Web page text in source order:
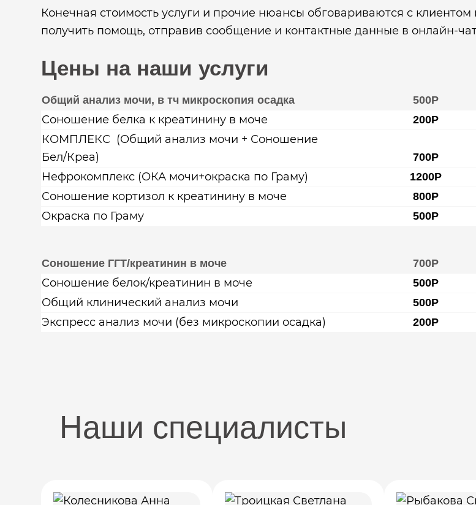
Конечная стоимость услуги и прочие нюансы обговариваются с
получить помощь, отправив сообщение и контактные данные в онлайн-
Цены на наши услуги
Общий анализ мочи, в тч микроскопия осадка 500Р
Соношение белка к креатинину в моче 200Р
КОМПЛЕКС (Общий анализ мочи + Соношение
Бел/Креа)
700Р
Нефрокомплекс (ОКА мочи+окраска по Граму) 1200Р
Соношение кортизол к креатинину в моче 800Р
Окраска по Граму 500Р
Соношение ГГТ/креатинин в моче 700Р
Соношение белок/креатинин в моче 500Р
Общий клинический анализ мочи 500Р
Экспресс анализ мочи (без микроскопии осадка) 200Р
Наши специалисты